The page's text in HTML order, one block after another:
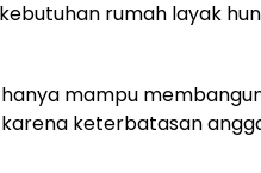
rumah layak
mampu
keterbatasan